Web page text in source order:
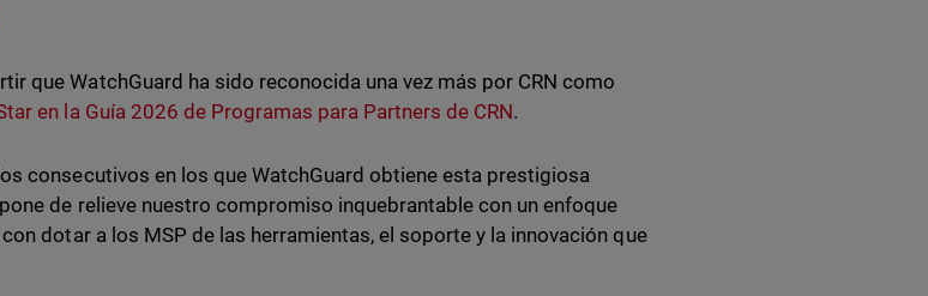
X on Reddit
que WatchGuard ha sido reconocida una vez más por CRN como
en la Guía 2026 de Programas para Partners de CRN.
consecutivos en los que WatchGuard obtiene esta prestigiosa
de relieve nuestro compromiso inquebrantable con un enfoque
dotar a los MSP de las herramientas, el soporte y la innovación que